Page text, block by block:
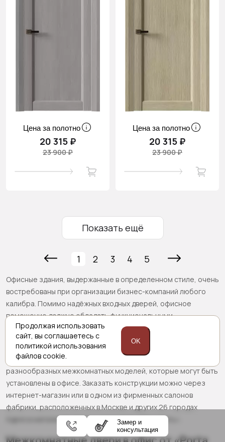
Цена за полотно
20 315 ₽
23 900 ₽
Цена за полотно
20 315 ₽
23 900 ₽
Показать ещё
1 2 3 4 5
Офисные здания, выдержанные в определенном стиле, очень
востребованы при организации бизнес-компаний любого
калибра. Помимо надёжных входных дверей, офисное
помещение должно обладать функциональными
межкомнатными конструкциями для обеспечения спокойной
и комфортной рабочей обстановки.
В ассортименте компании «Porta Prima» имеется множество
разнообразных межкомнатных моделей, которые могут быть
установлены в офисе. Заказать конструкции можно через
интернет-магазин или в одном из фирменных салонов
фабрики, расположенных в Москве и других 26 городах
Адреса магазинов указаны в разделе «Где купить».
Замер и
консультация
Продолжая использовать
сайт, вы соглашаетесь с
политикой использования
файлов cookie.
OK